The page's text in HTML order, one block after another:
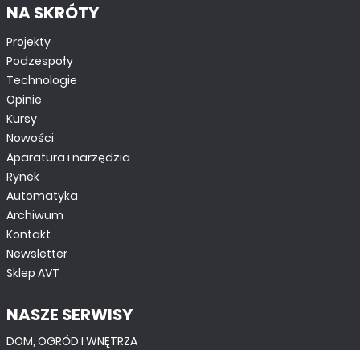
Moduł zabezpieczenia zasilania
NA SKRÓTY
Projekty
Podzespoły
Technologie
Opinie
Kursy
Nowości
Aparatura i narzędzia
Rynek
Automatyka
Archiwum
Kontakt
Newsletter
Sklep AVT
NASZE SERWISY
DOM, OGRÓD I WNĘTRZA